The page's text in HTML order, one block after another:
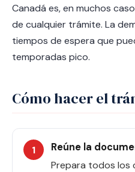
Canadá es, en muchos
de cualquier trámite. La
tiempos de espera que
temporadas pico.
Cómo hacer el
Reúne la
Prepara todos los